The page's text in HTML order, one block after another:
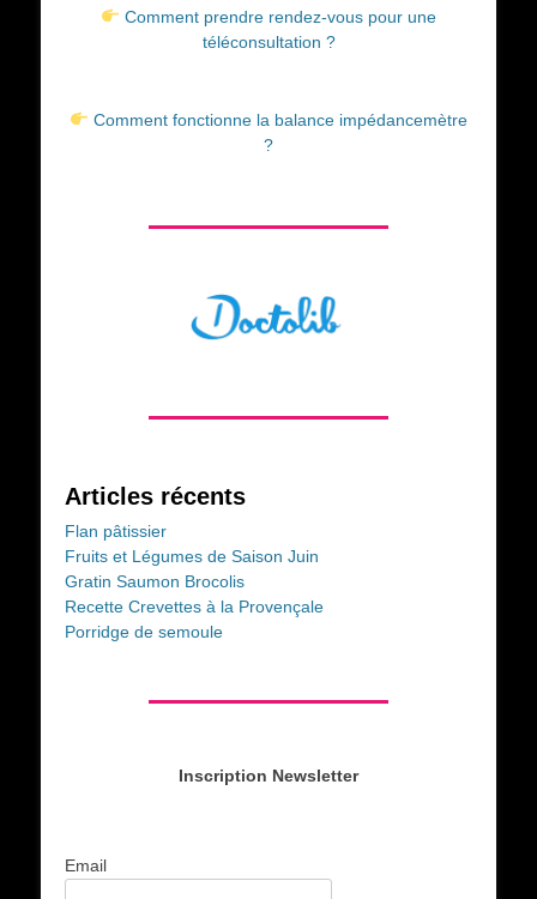
Comment prendre rendez-vous pour une
téléconsultation ?
Comment fonctionne la balance impédancemètre
?
Articles récents
Flan pâtissier
Fruits et Légumes de Saison Juin
Gratin Saumon Brocolis
Recette Crevettes à la Provençale
Porridge de semoule
Inscription Newsletter
Email